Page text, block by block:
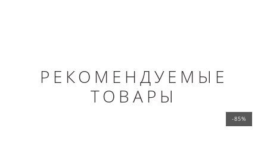
РЕКОМЕНДУЕМЫЕ
ТОВАРЫ
-85%